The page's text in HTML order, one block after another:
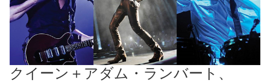
クイーン＋アダム・ランバート、